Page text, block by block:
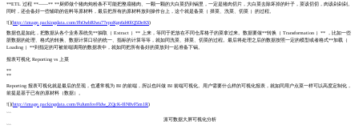
**ETL 过程 **——** **厨师做个猪肉炖粉条不可能把整扇猪肉、一颗一颗的大白菜扔到锅里，一定是猪肉切片，大白菜去除坏掉的叶子，菜该切切，肉该剁剁剁。
同时，还会备好一些辅助的佐料等原材料，最后把所有的原材料放到操作台上，这个就是备菜（ 择菜、洗菜、切菜 ）的过程。
![](http://image.packingdata.com/FhOwbRIwu77epoKgn6d40lQ5DeKS)
数据也是如此，把数据从各个业务系统先**抽取（ Extract ）** 上来，等同于把放在不同仓库格子的菜拿过来。数据要做**转换（ Transformation ）** ，比如一些
脏数据的处理、格式的转换、数据计算口径的统一、指标的计算等等，就如同洗菜、择菜、切菜的过程。最后将处理之后的数据按照一定的模型或者格式**加载（
Loading ）**到指定的可被前端调用的数据表中，就如同把所有备好的菜放到一起准备下锅。
报表可视化 Reporting vs 上菜
**
**
Reporting 报表可视化就是最后的呈现，也通常视为 BI 的前端，所以也叫做 BI 前端可视化。用户需要什么样的可视化报表，就如同用户点菜一样可以高度定制化，
前提是基于已有的原材料（数据）。
![](http://image.packingdata.com/FuJumfovFIdw_ZQcK-0lN8vF5m1R)
```
派可数据大屏可视化分析
```